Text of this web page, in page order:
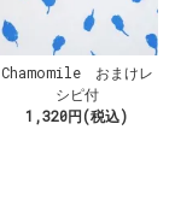
Chamomile おまけレ
シピ付
1,320円(税込)